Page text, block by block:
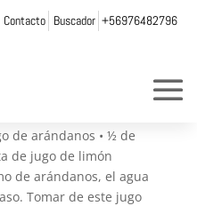
Contacto Buscador +56976482796
vitaminas y energía II
para la cistitis
de arándanos • ½ de
de jugo de limón
de arándanos, el agua
Tomar de este jugo